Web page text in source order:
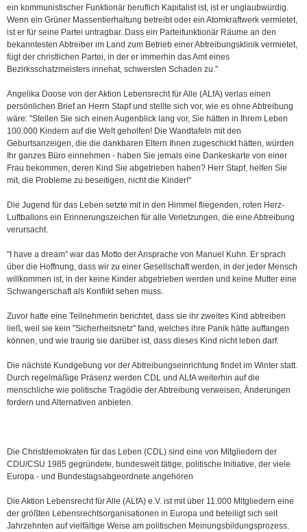
ein kommunistischer Funktionär beruflich Kapitalist ist, ist er unglaubwürdig.
Wenn ein Grüner Massentierhaltung betreibt oder ein Atomkraftwerk vermietet,
ist er für seine Partei untragbar. Dass ein Parteifunktionär Räume an den
bekanntesten Abtreiber im Land zum Betrieb einer Abtreibungsklinik vermietet,
fügt der christlichen Partei, in der er immerhin das Amt eines
Bezirksschatzmeisters innehat, schwersten Schaden zu."
Angelika Doose von der Aktion Lebensrecht für Alle (ALfA) verlas einen
persönlichen Brief an Herrn Stapf und stellte sich vor, wie es ohne Abtreibung
wäre: "Stellen Sie sich einen Augenblick lang vor, Sie hätten in Ihrem Leben
100.000 Kindern auf die Welt geholfen! Die Wandtafeln mit den
Geburtsanzeigen, die die dankbaren Eltern Ihnen zugeschickt hätten, würden
Ihr ganzes Büro einnehmen - haben Sie jemals eine Dankeskarte von einer
Frau bekommen, deren Kind Sie abgetrieben haben? Herr Stapf, helfen Sie
mit, die Probleme zu beseitigen, nicht die Kinder!"
Die Jugend für das Leben setzte mit in den Himmel fliegenden, roten Herz-
Luftballons ein Erinnerungszeichen für alle Verletzungen, die eine Abtreibung
verursacht.
"I have a dream" war das Motto der Ansprache von Manuel Kuhn. Er sprach
über die Hoffnung, dass wir zu einer Gesellschaft werden, in der jeder Mensch
willkommen ist, in der keine Kinder abgetrieben werden und keine Mutter eine
Schwangerschaft als Konflikt sehen muss.
Zuvor hatte eine Teilnehmerin berichtet, dass sie ihr zweites Kind abtreiben
ließ, weil sie kein "Sicherheitsnetz" fand, welches ihre Panik hätte auffangen
können, und wie traurig sie darüber ist, dass dieses Kind nicht leben darf.
Die nächste Kundgebung vor der Abtreibungseinrichtung findet im Winter statt.
Durch regelmäßige Präsenz werden CDL und ALfA weiterhin auf die
menschliche wie politische Tragödie der Abtreibung verweisen, Änderungen
fordern und Alternativen anbieten.
Die Christdemokraten für das Leben (CDL) sind eine von Mitgliedern der
CDU/CSU 1985 gegründete, bundesweit tätige, politische Initiative, der viele
Europa - und Bundestagsabgeordnete angehören
Die Aktion Lebensrecht für Alle (ALfA) e.V. ist mit über 11.000 Mitgliedern eine
der größten Lebensrechtsorganisationen in Europa und beteiligt sich seit
Jahrzehnten auf vielfältige Weise am politischen Meinungsbildungsprozess.